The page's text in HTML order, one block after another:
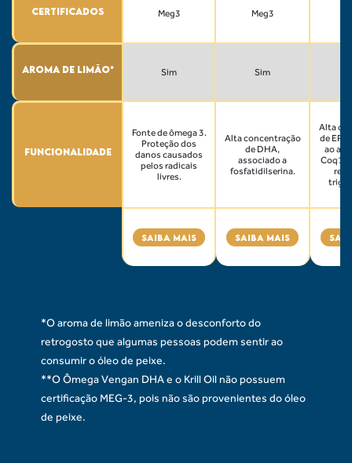
Certificados Meg3 Meg3
Aroma de limão* Sim Sim
Funcionalidade
Fonte de ômega 3.
Proteção dos
danos causados
pelos radicais
livres.
Alta concentração
de DHA,
associado a
fosfatidilserina.
Alta
de
ao
SAIBA MAIS SAIBA MAIS
*O aroma de limão ameniza o desconforto do
retrogosto que algumas pessoas podem sentir ao
consumir o óleo de peixe.
**O Ômega Vengan DHA e o Krill Oil não possuem
certificação MEG-3, pois não são provenientes do óleo
de peixe.